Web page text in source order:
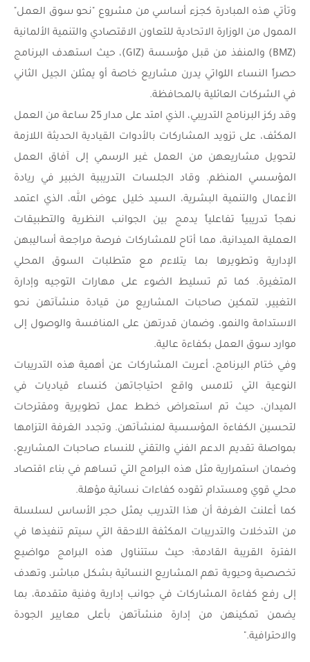
وتأتي هذه المبادرة كجزء أساسي من مشروع "نحو سوق العمل"
الممول من الوزارة الاتحادية للتعاون الاقتصادي والتنمية الألمانية
(BMZ) والمنفذ من قبل مؤسسة (GIZ)، حيث استهدف البرنامج
حصراً النساء اللواتي يدرن مشاريع خاصة أو يمثلن الجيل الثاني
في الشركات العائلية بالمحافظة.
وقد ركز البرنامج التدريبي، الذي امتد على مدار 25 ساعة من العمل
المكثف، على تزويد المشاركات بالأدوات القيادية الحديثة اللازمة
لتحويل مشاريعهن من العمل غير الرسمي إلى آفاق العمل
المؤسسي المنظم. وقاد الجلسات التدريبية الخبير في ريادة
الأعمال والتنمية البشرية، السيد خليل عوض الله، الذي اعتمد
نهجاً تدريبياً تفاعلياً يدمج بين الجوانب النظرية والتطبيقات
العملية الميدانية، مما أتاح للمشاركات فرصة مراجعة أساليبهن
الإدارية وتطويرها بما يتلاءم مع متطلبات السوق المحلي
المتغيرة. كما تم تسليط الضوء على مهارات التوجيه وإدارة
التغيير، لتمكين صاحبات المشاريع من قيادة منشآتهن نحو
الاستدامة والنمو، وضمان قدرتهن على المنافسة والوصول إلى
موارد سوق العمل بكفاءة عالية.
وفي ختام البرنامج، أعربت المشاركات عن أهمية هذه التدريبات
النوعية التي تلامس واقع احتياجاتهن كنساء قياديات في
الميدان، حيث تم استعراض خطط عمل تطويرية ومقترحات
لتحسين الكفاءة المؤسسية لمنشآتهن. وتجدد الغرفة التزامها
بمواصلة تقديم الدعم الفني والتقني للنساء صاحبات المشاريع،
وضمان استمرارية مثل هذه البرامج التي تساهم في بناء اقتصاد
محلي قوي ومستدام تقوده كفاءات نسائية مؤهلة.
كما أعلنت الغرفة أن هذا التدريب يمثل حجر الأساس لسلسلة
من التدخلات والتدريبات المكثفة اللاحقة التي سيتم تنفيذها في
الفترة القريبة القادمة؛ حيث ستتناول هذه البرامج مواضيع
تخصصية وحيوية تهم المشاريع النسائية بشكل مباشر، وتهدف
إلى رفع كفاءة المشاركات في جوانب إدارية وفنية متقدمة، بما
يضمن تمكينهن من إدارة منشآتهن بأعلى معايير الجودة
والاحترافية."